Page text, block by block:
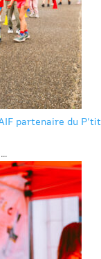
partenaire du P’tit